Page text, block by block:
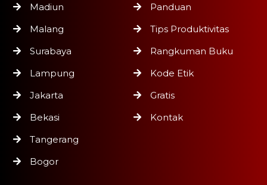
Madiun
Malang
Surabaya
Lampung
Jakarta
Bekasi
Tangerang
Bogor
Panduan
Tips Produktivitas
Rangkuman Buku
Kode Etik
Gratis
Kontak